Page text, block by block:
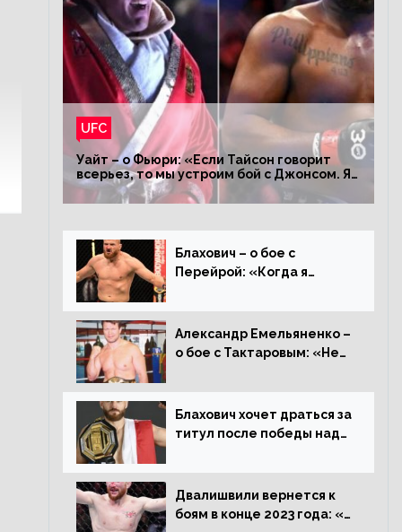
UFC
Уайт – о Фьюри: «Если Тайсон говорит
всерьез, то мы устроим бой с Джонсом. Я
заставил Флойда Мейвезера драться с
Конором»
Блахович – о бое с
Перейрой: «Когда я
93 кг, захотел драться с
ним»
Александр Емельяненко –
о бое с Тактаровым: «Нет,
Блахович хочет драться за
титул после победы над
счастлив увезти пояс в
Польшу»
Двалишвили вернется к
боям в конце 2023 года: «Я